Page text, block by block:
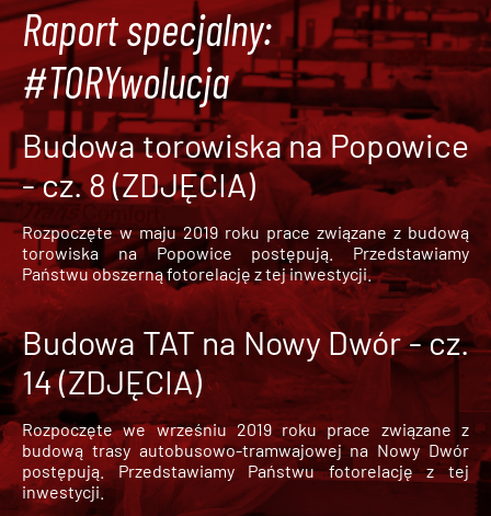
Raport specjalny:
#TORYwolucja
Budowa torowiska na Popowice
- cz. 8 (ZDJĘCIA)
Rozpoczęte w maju 2019 roku prace związane z budową
torowiska na Popowice
postępują. Przedstawiamy
Państwu obszerną fotorelację z tej inwestycji.
Budowa TAT na Nowy Dwór - cz.
14 (ZDJĘCIA)
Rozpoczęte we wrześniu 2019 roku prace związane z
budową trasy autobusowo-tramwajowej na Nowy Dwór
postępują. Przedstawiamy Państwu fotorelację z tej
inwestycji.